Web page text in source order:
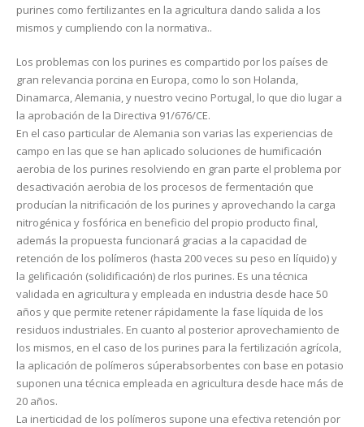
purines como fertilizantes en la agricultura dando salida a los
mismos y cumpliendo con la normativa..
Los problemas con los purines es compartido por los países de
gran relevancia porcina en Europa, como lo son Holanda,
Dinamarca, Alemania, y nuestro vecino Portugal, lo que dio lugar a
la aprobación de la Directiva 91/676/CE.
En el caso particular de Alemania son varias las experiencias de
campo en las que se han aplicado soluciones de humificación
aerobia de los purines resolviendo en gran parte el problema por
desactivación aerobia de los procesos de fermentación que
producían la nitrificación de los purines y aprovechando la carga
nitrogénica y fosfórica en beneficio del propio producto final,
además la propuesta funcionará gracias a la capacidad de
retención de los polímeros (hasta 200 veces su peso en líquido) y
la gelificación (solidificación) de rlos purines. Es una técnica
validada en agricultura y empleada en industria desde hace 50
años y que permite retener rápidamente la fase líquida de los
residuos industriales. En cuanto al posterior aprovechamiento de
los mismos, en el caso de los purines para la fertilización agrícola,
la aplicación de polímeros súperabsorbentes con base en potasio
suponen una técnica empleada en agricultura desde hace más de
20 años.
La inerticidad de los polímeros supone una efectiva retención por